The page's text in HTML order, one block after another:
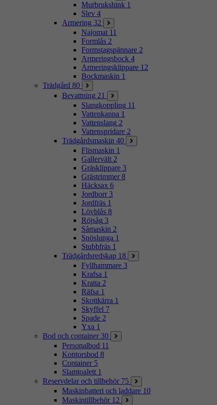
Murbrukshink 1
Slev 4
Armering 32
Najomat 11
Formlås 2
Formstagspännare 2
Armeringsbock 4
Armeringsklippare 12
Bockmaskin 1
Trädgård 80
Bevattning 21
Slangkoppling 11
Vattenkanna 1
Vattenslang 2
Vattenspridare 2
Trädgårdsmaskin 40
Flismaskin 1
Gallervält 2
Gräsklippare 3
Grästrimmer 8
Häcksax 6
Jordborr 3
Jordfräs 1
Lövblås 8
Röjsåg 3
Såmaskin 2
Snöslunga 1
Stubbfräs 1
Trädgårdsredskap 18
Fyllhammare 3
Krafsa 1
Kratta 2
Räfsa 1
Skottkärra 1
Skyffel 7
Spade 2
Yxa 1
Bod och container 30
Personalbod 11
Kontorsbod 8
Container 5
Slamtoalett 1
Reservdelar och tillbehör 75
Maskinbatteri och laddare 10
Maskintillbehör 12